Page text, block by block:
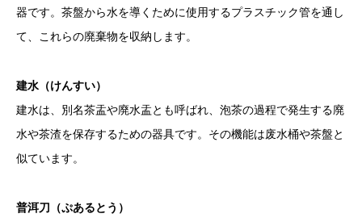
器です。茶盤から水を導くために使用するプラスチック管を通し
て、これらの廃棄物を収納します。
建水（けんすい）
建水は、別名茶盂や廃水盂とも呼ばれ、泡茶の過程で発生する廃
水や茶渣を保存するための器具です。その機能は废水桶や茶盤と
似ています。
普洱刀（ぷあるとう）